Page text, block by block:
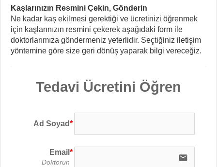
Kaşlarınızın Resmini Çekin, Gönderin
Ne kadar kaş ekilmesi gerektiği ve ücretinizi öğrenmek
için kaşlarınızın resmini çekerek aşağıdaki form ile
doktorlarımıza göndermeniz yeterlidir. Seçtiğiniz iletişim
yöntemine göre size geri dönüş yaparak bilgi vereceğiz.
Tedavi Ücretini Öğren
Ad Soyad
Email
Doktorun
email